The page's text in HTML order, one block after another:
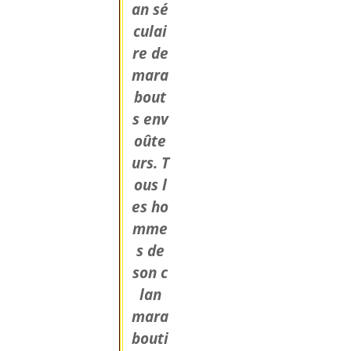
an sé
culai
re de
mara
bout
s env
oûte
urs. T
ous l
es ho
mme
s de
son c
lan
mara
bouti